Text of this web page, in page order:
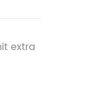
extra